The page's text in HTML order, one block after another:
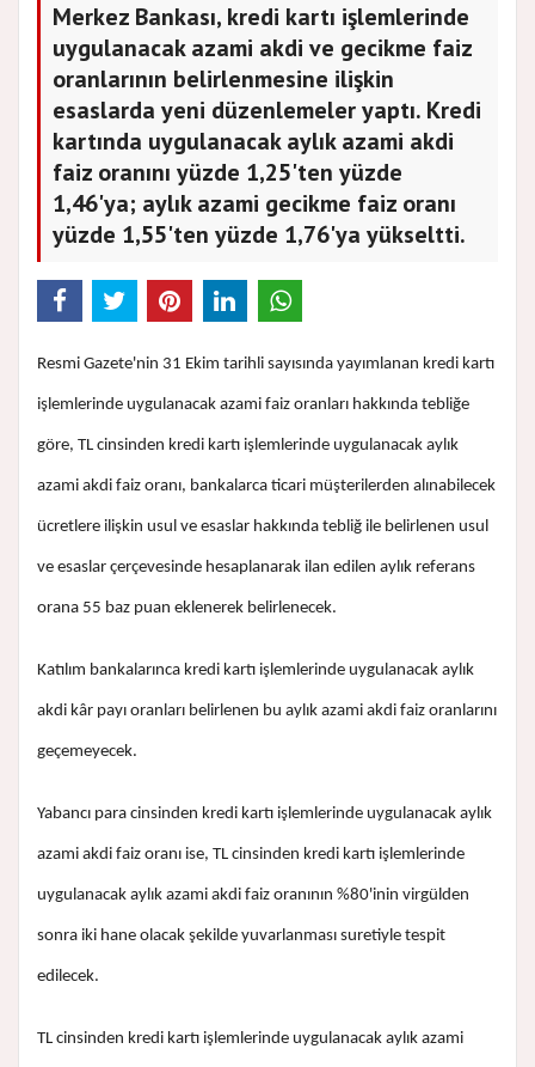
Merkez Bankası, kredi kartı işlemlerinde
uygulanacak azami akdi ve gecikme faiz
oranlarının belirlenmesine ilişkin
esaslarda yeni düzenlemeler yaptı. Kredi
kartında uygulanacak aylık azami akdi
faiz oranını yüzde 1,25'ten yüzde
1,46'ya; aylık azami gecikme faiz oranı
yüzde 1,55'ten yüzde 1,76'ya yükseltti.
Resmi Gazete'nin 31 Ekim tarihli sayısında yayımlanan kredi kartı
işlemlerinde uygulanacak azami faiz oranları hakkında tebliğe
göre, TL cinsinden kredi kartı işlemlerinde uygulanacak aylık
azami akdi faiz oranı, bankalarca ticari müşterilerden alınabilecek
ücretlere ilişkin usul ve esaslar hakkında tebliğ ile belirlenen usul
ve esaslar çerçevesinde hesaplanarak ilan edilen aylık referans
orana 55 baz puan eklenerek belirlenecek.
Katılım bankalarınca kredi kartı işlemlerinde uygulanacak aylık
akdi kâr payı oranları belirlenen bu aylık azami akdi faiz oranlarını
geçemeyecek.
Yabancı para cinsinden kredi kartı işlemlerinde uygulanacak aylık
azami akdi faiz oranı ise, TL cinsinden kredi kartı işlemlerinde
uygulanacak aylık azami akdi faiz oranının %80'inin virgülden
sonra iki hane olacak şekilde yuvarlanması suretiyle tespit
edilecek.
TL cinsinden kredi kartı işlemlerinde uygulanacak aylık azami